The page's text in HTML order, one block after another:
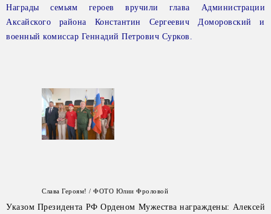
Награды семьям героев вручили глава Администрации
Аксайского района Константин Сергеевич Доморовский и
военный комиссар Геннадий Петрович Сурков.
Слава Героям! / ФОТО Юлии Фроловой
Указом Президента РФ Орденом Мужества награждены: Алексей